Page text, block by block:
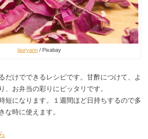
lauryann / Pixabay
だけでできるレシピです。甘酢につけて、よ
、お弁当の彩りにピッタリです。
短になります。１週間ほど日持ちするので多
な時に使えます。